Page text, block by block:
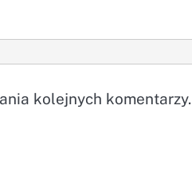
kolejnych komentarzy.